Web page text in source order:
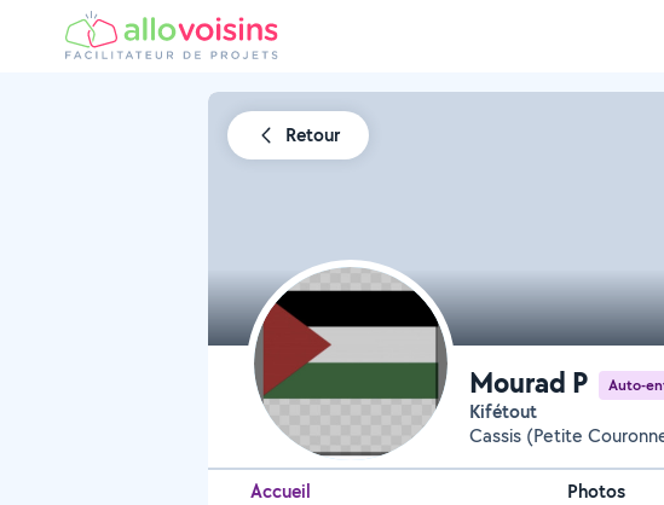
Retour
Mourad P Auto-
Kifétout
Cassis (Petite
Accueil Photos